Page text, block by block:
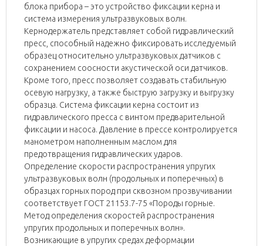
блока прибора – это устройство фиксации керна и
система измерения ультразвуковых волн.
Кернодержатель представляет собой гидравлический
пресс, способный надежно фиксировать исследуемый
образец относительно ультразвуковых датчиков с
сохранением соосности акустической оси датчиков.
Кроме того, пресс позволяет создавать стабильную
осевую нагрузку, а также быструю загрузку и выгрузку
образца. Система фиксации керна состоит из
гидравлического пресса с винтом предварительной
фиксации и насоса. Давление в прессе контролируется
манометром наполненным маслом для
предотвращения гидравлических ударов.
Определение скорости распространения упругих
ультразвуковых волн (продольных и поперечных) в
образцах горных пород при сквозном прозвучивании
соответствует ГОСТ 21153.7-75 «Породы горные.
Метод определения скоростей распространения
упругих продольных и поперечных волн».
Возникающие в упругих средах деформации